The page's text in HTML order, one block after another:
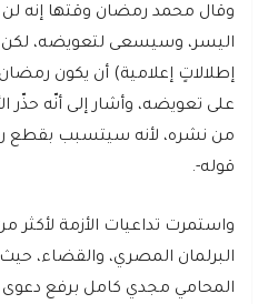
وقال محمد رمضان وقتها إنه لن
اليسر، وسيسعى لتعويضه، لكن
إطلالاتٍ إعلامية) أن يكون
على تعويضه، وأشار إلى أنّه حذّر
من نشره، لأنه سيتسبب بقطع
قوله-.
واستمرت تداعيات الأزمة لأكثر
البرلمان المصري، والقضاء، حيث
المحامي مجدي كامل برفع